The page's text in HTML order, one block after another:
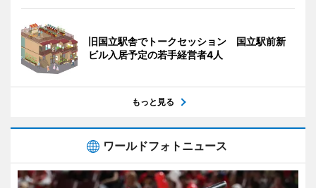
旧国立駅舎でトークセッション 国立駅前新
ビル入居予定の若手経営者4人
もっと見る
ワールドフォトニュース